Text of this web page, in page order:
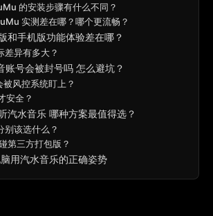
的安装步骤有什么不同？
实测差在哪？哪个更流畅？
和手机版功能体验差在哪？
差异有多大？
账号会被封号吗 怎么避坑？
被风控系统盯上？
安全？
汽水音乐 哪种方案最值得选？
别该选什么？
第三方打包版？
用汽水音乐的正确姿势